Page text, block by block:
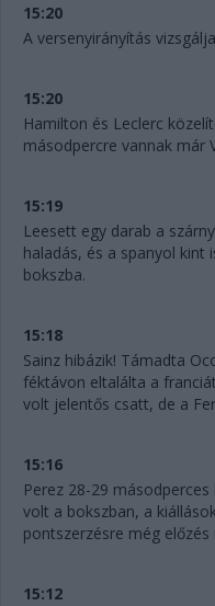
15:20
A versenyirányítás
15:20
Hamilton és Leclerc
másodpercre vannak már
15:19
Leesett egy darab a
haladás, és a spanyol kint
bokszba.
15:18
Sainz hibázik! Támadta
féktávon eltalálta a
volt jelentős csatt, de a
15:16
Perez 28-29
volt a bokszban, a
pontszerzésre még előzés
15:12